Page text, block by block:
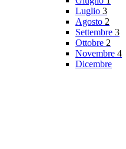
Luglio 3
Agosto 2
Settembre 3
Ottobre 2
Novembre 4
Dicembre